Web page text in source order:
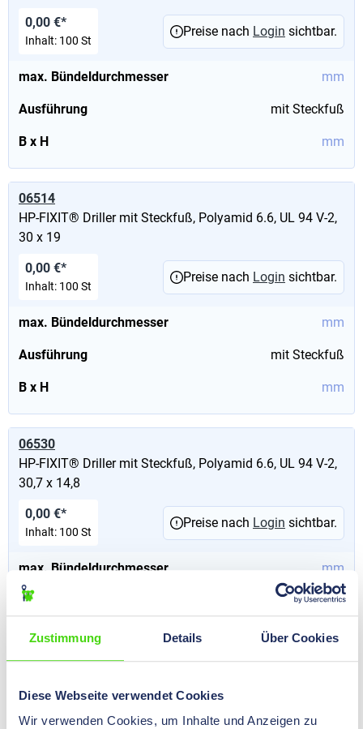
Zustimmung Details Über Cookies
Diese Webseite verwendet Cookies
Wir verwenden Cookies, um Inhalte und Anzeigen zu
max. Bündeldurchmesser mm
Ausführung mit Steckfuß
B x H mm
0,00 €*
Inhalt: 100 St
Preise nach Login sichtbar.
06514
HP-FIXIT® Driller mit Steckfuß, Polyamid 6.6, UL 94 V-2,
30 x 19
max. Bündeldurchmesser mm
Ausführung mit Steckfuß
B x H mm
0,00 €*
Inhalt: 100 St
Preise nach Login sichtbar.
06530
HP-FIXIT® Driller mit Steckfuß, Polyamid 6.6, UL 94 V-2,
30,7 x 14,8
max. Bündeldurchmesser mm
Ausführung mit Steckfuß
B x H mm
0,00 €*
Inhalt: 100 St
Preise nach Login sichtbar.
06531